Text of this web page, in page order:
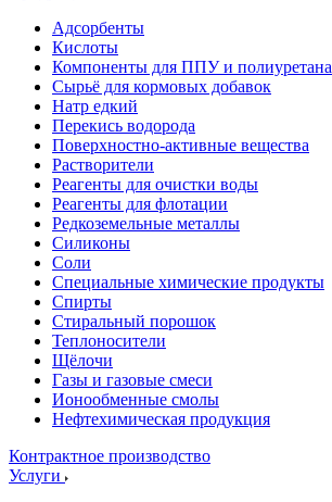
Адсорбенты
Кислоты
Компоненты для ППУ и полиуретана
Сырьё для кормовых добавок
Натр едкий
Перекись водорода
Поверхностно-активные вещества
Растворители
Реагенты для очистки воды
Реагенты для флотации
Редкоземельные металлы
Силиконы
Соли
Специальные химические продукты
Спирты
Стиральный порошок
Теплоносители
Щёлочи
Газы и газовые смеси
Ионообменные смолы
Нефтехимическая продукция
Контрактное производство
Услуги